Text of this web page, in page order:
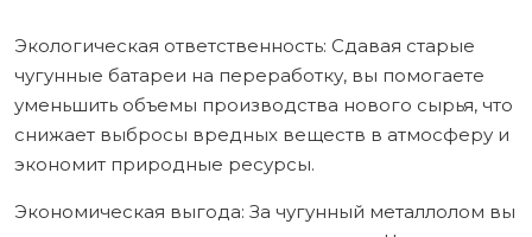
Экологическая ответственность: Сдавая старые
чугунные батареи на переработку, вы помогаете
уменьшить объемы производства нового сырья, что
снижает выбросы вредных веществ в атмосферу и
экономит природные ресурсы.
Экономическая выгода: За чугунный металлолом вы